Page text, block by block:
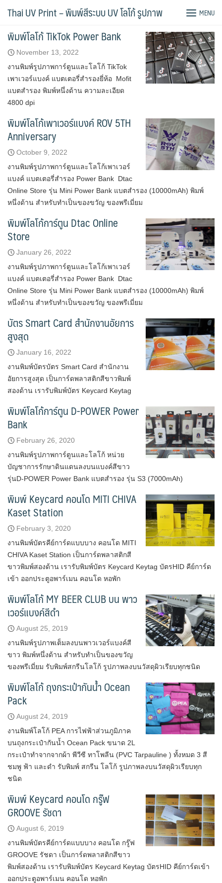
Thai UV Print – พิมพ์สีระบบ UV โลโก้ รูปภาพ MENU
Tag:พิมพ์ยูวี
พิมพ์โลโก้ TikTok Power Bank
November 13, 2022
งานพิมพ์รูปภาพการ์ตูนและโลโก้ TikTok
เพาเวอร์แบงค์ แบตเตอรี่สำรองยี่ห้อ Mofit
แบตสำรอง พิมพ์หนึ่งด้าน ความละเอียด
4800 dpi
พิมพ์โลโก้เพาเวอร์แบงค์ ROV 5TH
Anniversary
October 9, 2022
งานพิมพ์รูปภาพการ์ตูนและโลโก้เพาเวอร์
แบงค์ แบตเตอรี่สำรอง Power Bank Dtac
Online Store รุ่น Mini Power Bank แบตสำรอง (10000mAh) พิมพ์
หนึ่งด้าน สำหรับทำเป็นของขวัญ ของพรีเมี่ยม
พิมพ์โลโก้การ์ตูน Dtac Online
Store
January 26, 2022
งานพิมพ์รูปภาพการ์ตูนและโลโก้เพาเวอร์
แบงค์ แบตเตอรี่สำรอง Power Bank Dtac
Online Store รุ่น Mini Power Bank แบตสำรอง (10000mAh) พิมพ์
หนึ่งด้าน สำหรับทำเป็นของขวัญ ของพรีเมี่ยม
บัตร Smart Card สำนักงานอัยการ
สูงสุด
January 16, 2022
งานพิมพ์บัตรบัตร Smart Card สำนักงาน
อัยการสูงสุด เป็นการ์ดพลาสติกสีขาวพิมพ์
สองด้าน เรารับพิมพ์บัตร Keycard Keytag
พิมพ์โลโก้การ์ตูน D-POWER Power
Bank
February 26, 2020
งานพิมพ์รูปภาพการ์ตูนและโลโก้ หน่วย
บัญชาการรักษาดินแดนลงบนแบงค์สีขาว
รุ่นD-POWER Power Bank แบตสำรอง รุ่น S3 (7000mAh)
พิมพ์ Keycard คอนโด MITI CHIVA
Kaset Station
February 3, 2020
งานพิมพ์บัตรคีย์การ์ดแบบบาง คอนโด MITI
CHIVA Kaset Station เป็นการ์ดพลาสติกสี
ขาวพิมพ์สองด้าน เรารับพิมพ์บัตร Keycard Keytag บัตรHID คีย์การ์ด
เข้า ออกประตูอพาร์เมน คอนโด หอพัก
พิมพ์โลโก้ MY BEER CLUB บน พาว
เวอร์แบงค์สีดำ
August 25, 2019
งานพิมพ์รูปภาพเต็มลงบนพาวเวอร์แบงค์สี
ขาว พิมพ์หนึ่งด้าน สำหรับทำเป็นของขวัญ
ของพรีเมี่ยม รับพิมพ์สกรีนโลโก้ รูปภาพลงบนวัสดุผิวเรียบทุกชนิด
พิมพ์โลโก้ ถุงกระเป๋ากันน้ำ Ocean
Pack
August 24, 2019
งานพิมพ์โลโก้ PEA การไฟฟ้าส่วนภูมิภาค
บนถุงกระเป๋ากันน้ำ Ocean Pack ขนาด 2L
กระเป๋าทำจากจากผ้า พีวีซี ทาโพลีน (PVC Tarpauline ) ทั้งหมด 3 สี
ชมพู ฟ้า และดำ รับพิมพ์ สกรีน โลโก้ รูปภาพลงบนวัสดุผิวเรียบทุก
ชนิด
พิมพ์ Keycard คอนโด กรู๊ฟ
GROOVE รัชดา
August 6, 2019
งานพิมพ์บัตรคีย์การ์ดแบบบาง คอนโด กรู๊ฟ
GROOVE รัชดา เป็นการ์ดพลาสติกสีขาว
พิมพ์สองด้าน เรารับพิมพ์บัตร Keycard Keytag บัตรHID คีย์การ์ดเข้า
ออกประตูอพาร์เมน คอนโด หอพัก